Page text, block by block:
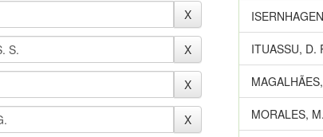
ITUASSU, D.
MORALES,